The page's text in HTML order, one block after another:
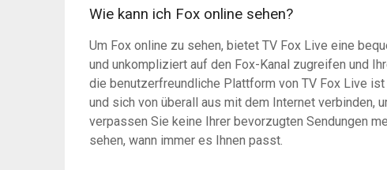
Wie kann ich Fox online sehen?
Um Fox online zu sehen, bietet TV Fox Live eine
und unkompliziert auf den Fox-Kanal zugreifen und
die benutzerfreundliche Plattform von TV Fox Live
und sich von überall aus mit dem Internet verbinden,
verpassen Sie keine Ihrer bevorzugten Sendungen
sehen, wann immer es Ihnen passt.